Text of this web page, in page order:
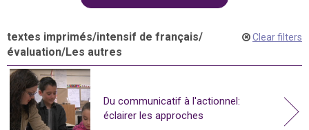
textes imprimés/intensif de français/
évaluation/Les autres
Clear filters
Du communicatif à l'actionnel:
éclairer les approches